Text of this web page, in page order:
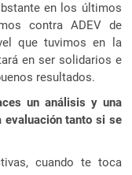
en los últimos
contra ADEV de
que tuvimos en la
en ser solidarios e
resultados.
un análisis y una
evaluación tanto si se
cuando te toca